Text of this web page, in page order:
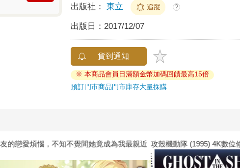
出版社： 東立 追蹤 ?
出版日： 2017/12/07
貨到通知
※ 本商品會員日滿額金幣加碼回饋最高15倍
預訂門市商品門市庫存大量採購
不知不覺間她竟成為我最親近 攻殼機動隊 (1995) 4K數位修復版